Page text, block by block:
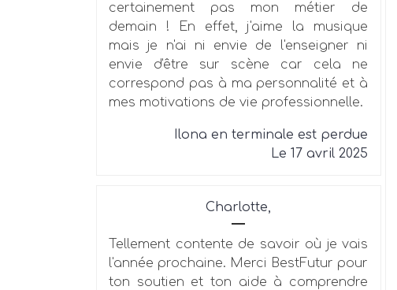
certainement pas mon métier de
demain ! En effet, j'aime la musique
mais je n'ai ni envie de l'enseigner ni
envie d'être sur scène car cela ne
correspond pas à ma personnalité et à
mes motivations de vie professionnelle.
Ilona en terminale est perdue
Le 17 avril 2025
Charlotte,
Tellement contente de savoir où je vais
l'année prochaine. Merci BestFutur pour
ton soutien et ton aide à comprendre